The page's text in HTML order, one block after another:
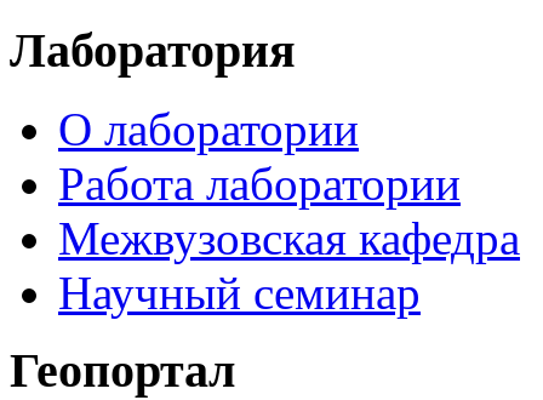
Лаборатория
О лаборатории
Работа лаборатории
Межвузовская кафедра
Научный семинар
Геопортал